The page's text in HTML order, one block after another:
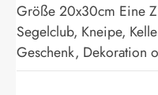
Größe 20x30cm Eine
Segelclub, Kneipe,
Geschenk, Dekoration